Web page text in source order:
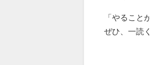
「やること
ぜひ、一読